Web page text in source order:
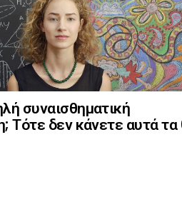
συναισθηματική
Τότε δεν κάνετε αυτά τα